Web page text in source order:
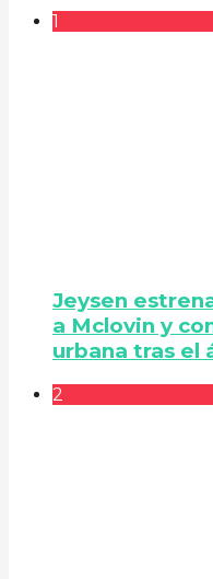
1
Jeysen
a Mclovin y
urbana tras el
2